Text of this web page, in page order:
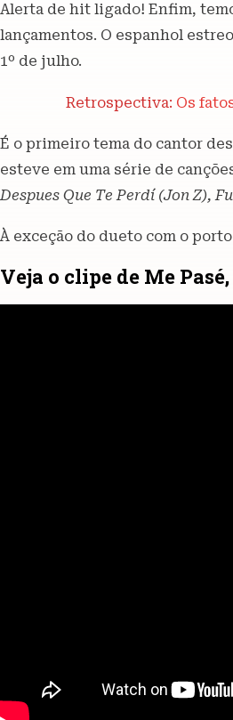
Alerta de hit ligado! Enfim,
lançamentos. O espanhol
1º de julho.
Retrospectiva: Os
É o primeiro tema do cantor
esteve em uma série de
Despues Que Te Perdí (Jon Z),
À exceção do dueto com o
Veja o clipe de Me